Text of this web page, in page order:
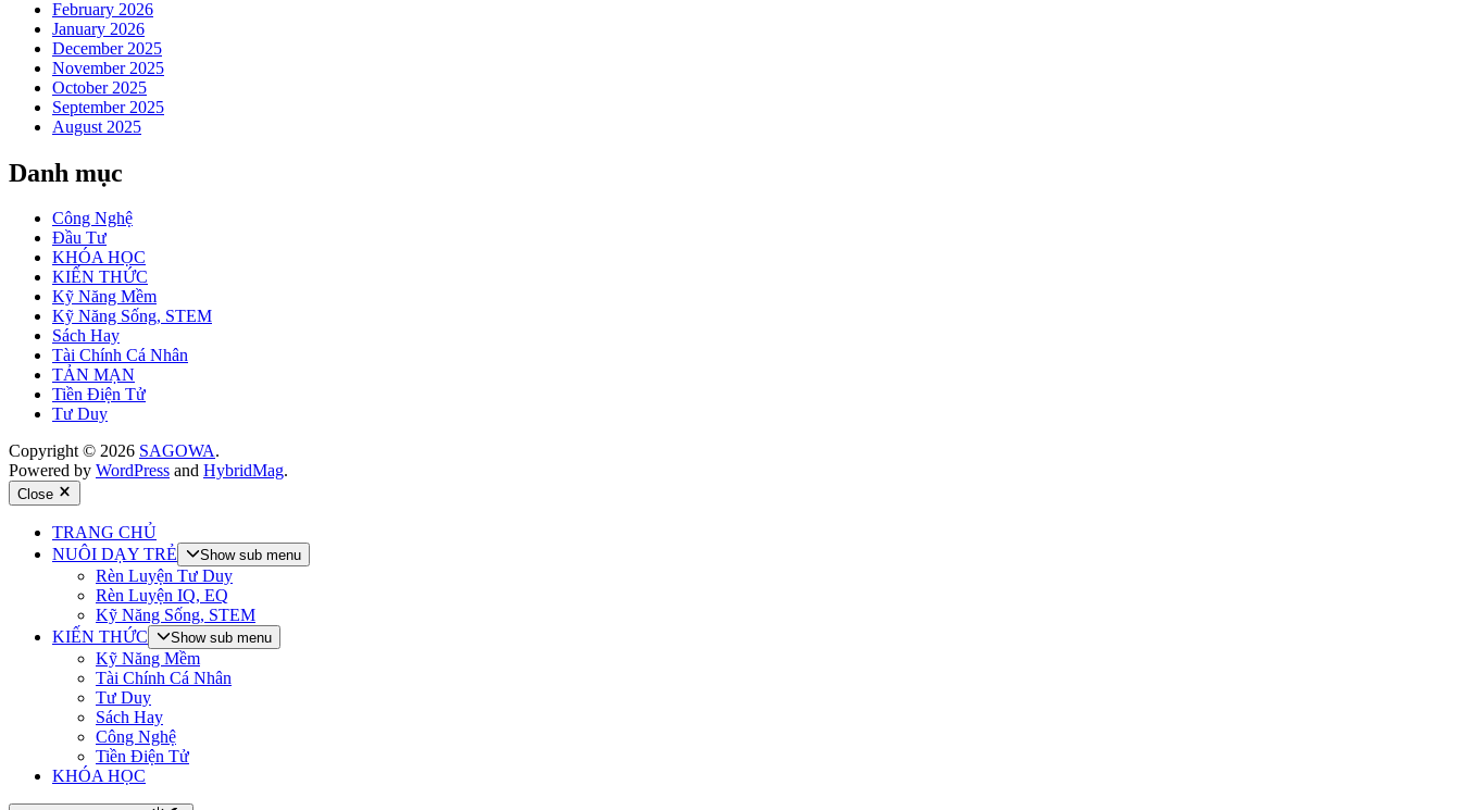
February 2026
January 2026
December 2025
November 2025
October 2025
September 2025
August 2025
Danh mục
Công Nghệ
Đầu Tư
KHÓA HỌC
KIẾN THỨC
Kỹ Năng Mềm
Kỹ Năng Sống, STEM
Sách Hay
Tài Chính Cá Nhân
TẢN MẠN
Tiền Điện Tử
Tư Duy
Copyright © 2026 SAGOWA.
Powered by WordPress and HybridMag.
Close
TRANG CHỦ
NUÔI DẠY TRẺ
Show sub menu
Rèn Luyện Tư Duy
Rèn Luyện IQ, EQ
Kỹ Năng Sống, STEM
KIẾN THỨC
Show sub menu
Kỹ Năng Mềm
Tài Chính Cá Nhân
Tư Duy
Sách Hay
Công Nghệ
Tiền Điện Tử
KHÓA HỌC